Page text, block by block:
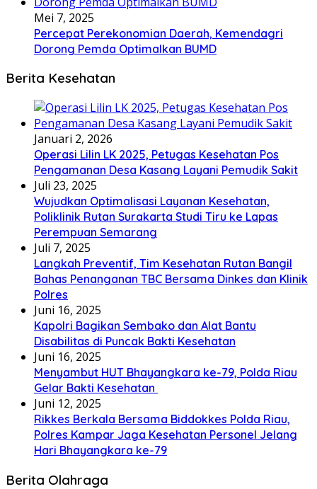
Mei 7, 2025
Percepat Perekonomian Daerah, Kemendagri
Dorong Pemda Optimalkan BUMD
Berita Kesehatan
Januari 2, 2026
Operasi Lilin LK 2025, Petugas Kesehatan Pos
Pengamanan Desa Kasang Layani Pemudik Sakit
Juli 23, 2025
Wujudkan Optimalisasi Layanan Kesehatan,
Poliklinik Rutan Surakarta Studi Tiru ke Lapas
Perempuan Semarang
Juli 7, 2025
Langkah Preventif, Tim Kesehatan Rutan Bangil
Bahas Penanganan TBC Bersama Dinkes dan Klinik
Polres
Juni 16, 2025
Kapolri Bagikan Sembako dan Alat Bantu
Disabilitas di Puncak Bakti Kesehatan
Juni 16, 2025
Menyambut HUT Bhayangkara ke-79, Polda Riau
Gelar Bakti Kesehatan
Juni 12, 2025
Rikkes Berkala Bersama Biddokkes Polda Riau,
Polres Kampar Jaga Kesehatan Personel Jelang
Hari Bhayangkara ke-79
Berita Olahraga